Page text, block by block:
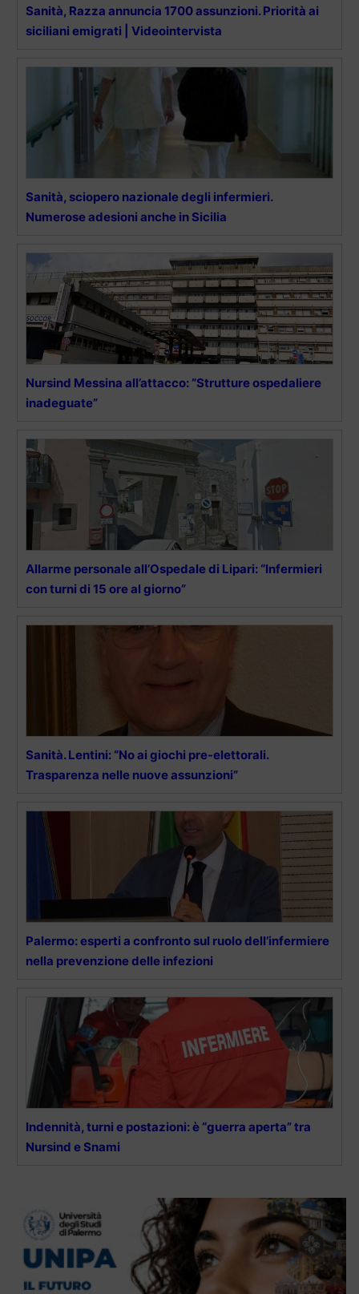
Sanità, Razza annuncia 1700 assunzioni. Priorità ai
siciliani emigrati | Videointervista
Sanità, sciopero nazionale degli infermieri.
Numerose adesioni anche in Sicilia
Nursind Messina all’attacco: “Strutture ospedaliere
inadeguate”
Allarme personale all’Ospedale di Lipari: “Infermieri
con turni di 15 ore al giorno”
Sanità. Lentini: “No ai giochi pre-elettorali.
Trasparenza nelle nuove assunzioni”
Palermo: esperti a confronto sul ruolo dell’infermiere
nella prevenzione delle infezioni
Indennità, turni e postazioni: è “guerra aperta” tra
Nursind e Snami